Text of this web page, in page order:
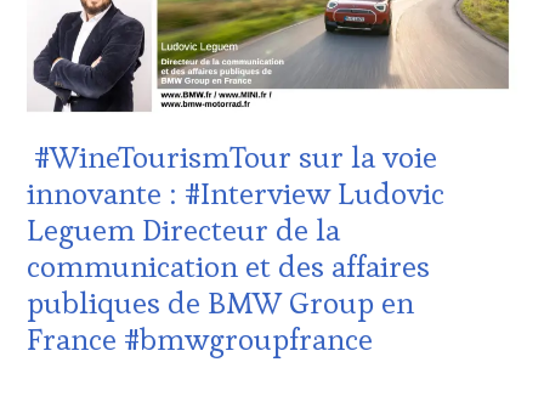
WINE
TOURISM
TOUR
MOVIE,
WINETASTINGVOUCHER.COM
ADHÉRENT,
VIN
TOURISME,
EDITION
LES
DU
VIN
ET
DE
HAUTE
GASTRONOMIE
FRANÇAISE,
INVITATIONS
#WineTourismTour sur la voie
innovante : #Interview Ludovic
Leguem Directeur de la
communication et des affaires
publiques de BMW Group en
France #bmwgroupfrance